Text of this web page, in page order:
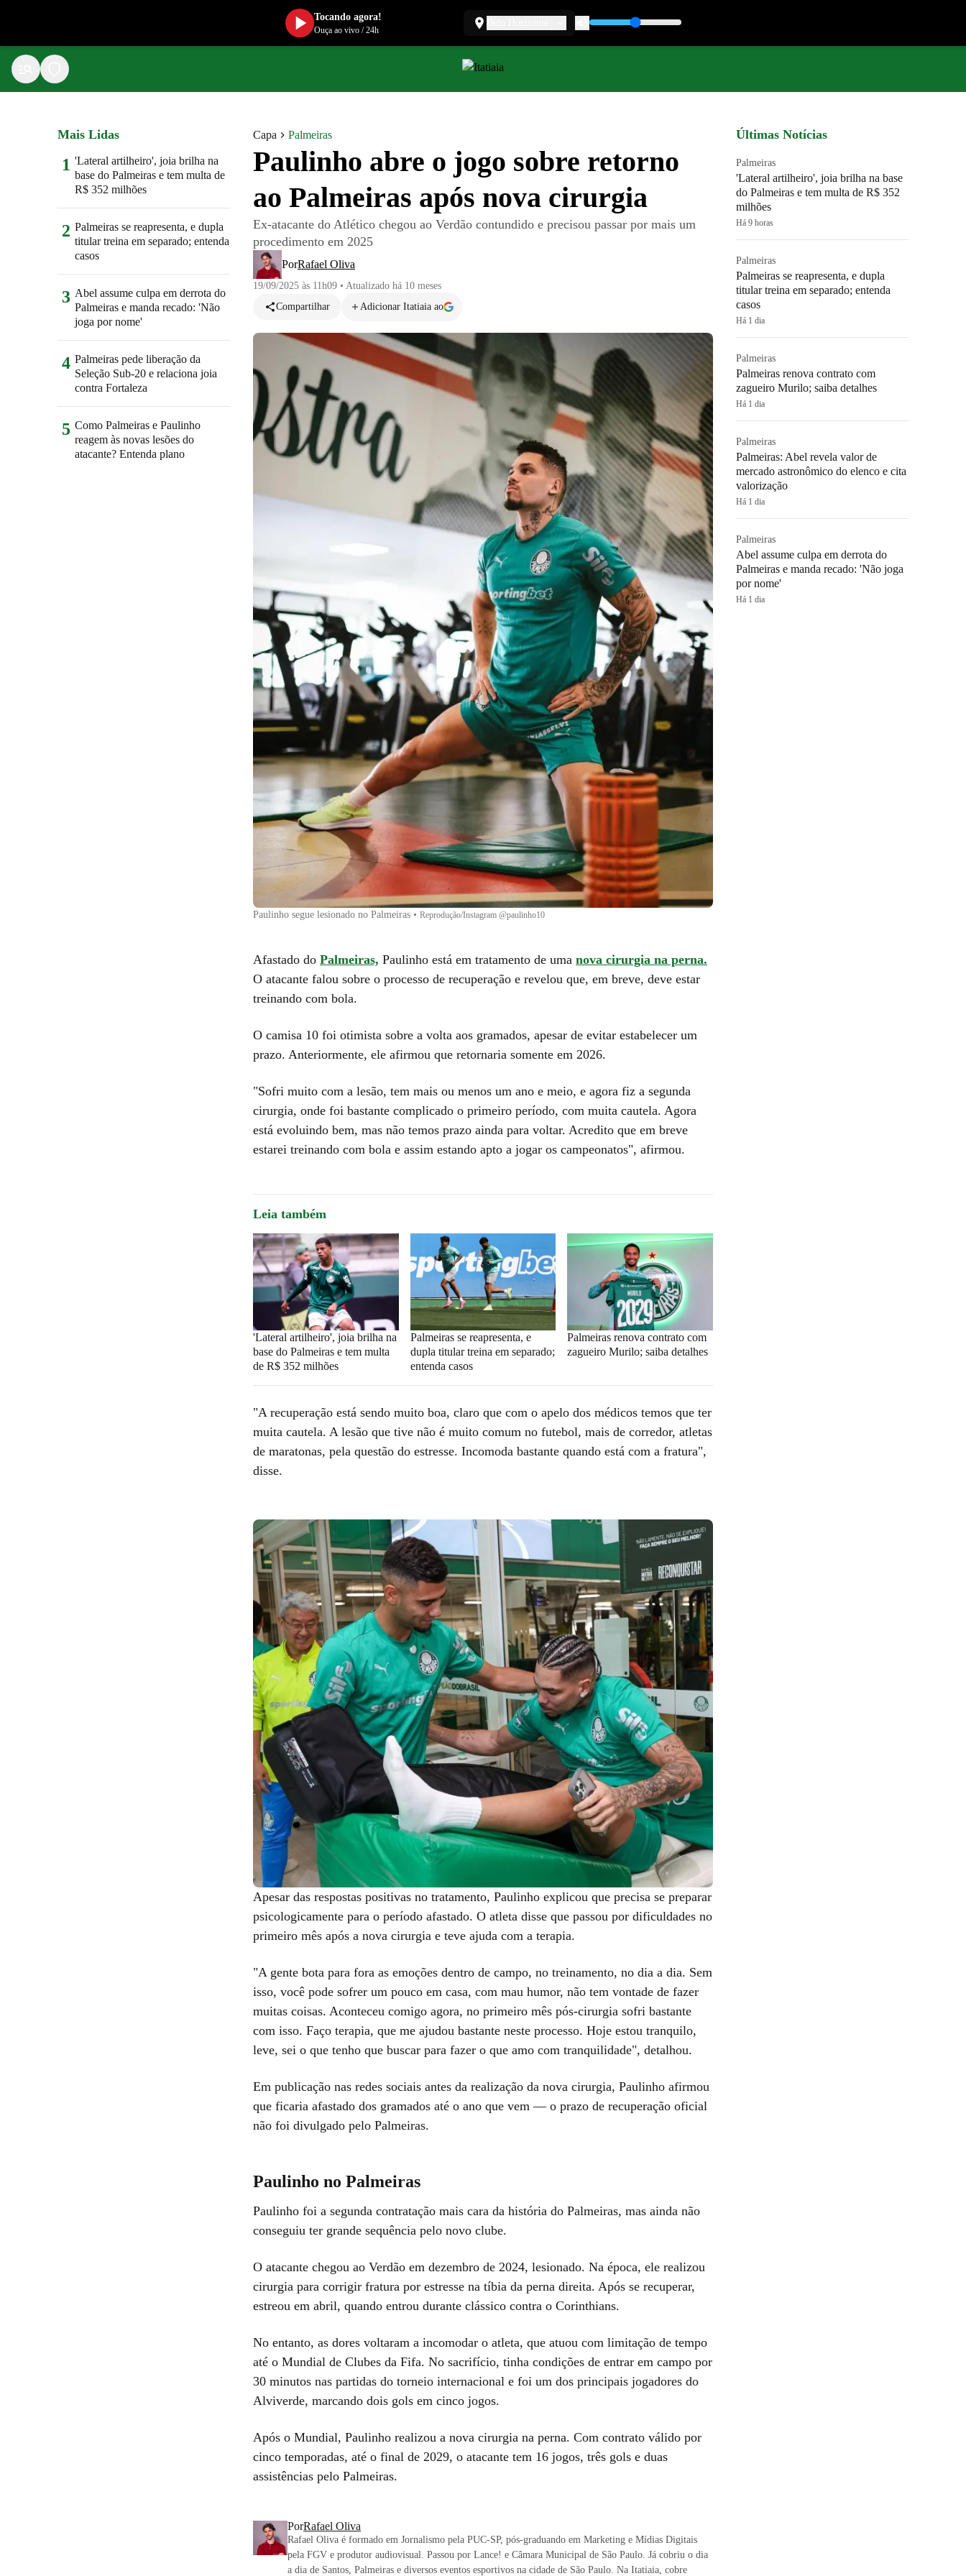
Capa Palmeiras
Paulinho abre o jogo sobre retorno
ao Palmeiras após nova cirurgia
Ex-atacante do Atlético chegou ao Verdão contundido e precisou passar por mais um
procedimento em 2025
PorRafael Oliva
19/09/2025 às 11h09 • Atualizado há 10 meses
Compartilhar
Adicionar Itatiaia ao
Paulinho segue lesionado no Palmeiras • Reprodução/Instagram @paulinho10
Afastado do Palmeiras, Paulinho está em tratamento de uma nova cirurgia na perna.
O atacante falou sobre o processo de recuperação e revelou que, em breve, deve estar
treinando com bola.
O camisa 10 foi otimista sobre a volta aos gramados, apesar de evitar estabelecer um
prazo. Anteriormente, ele afirmou que retornaria somente em 2026.
"Sofri muito com a lesão, tem mais ou menos um ano e meio, e agora fiz a segunda
cirurgia, onde foi bastante complicado o primeiro período, com muita cautela. Agora
está evoluindo bem, mas não temos prazo ainda para voltar. Acredito que em breve
estarei treinando com bola e assim estando apto a jogar os campeonatos", afirmou.
Leia também
'Lateral artilheiro', joia brilha na
base do Palmeiras e tem multa
de R$ 352 milhões
Palmeiras se reapresenta, e
dupla titular treina em separado;
entenda casos
Palmeiras renova contrato com
zagueiro Murilo; saiba detalhes
"A recuperação está sendo muito boa, claro que com o apelo dos médicos temos que ter
muita cautela. A lesão que tive não é muito comum no futebol, mais de corredor, atletas
de maratonas, pela questão do estresse. Incomoda bastante quando está com a fratura",
disse.
Apesar das respostas positivas no tratamento, Paulinho explicou que precisa se preparar
psicologicamente para o período afastado. O atleta disse que passou por dificuldades no
primeiro mês após a nova cirurgia e teve ajuda com a terapia.
"A gente bota para fora as emoções dentro de campo, no treinamento, no dia a dia. Sem
isso, você pode sofrer um pouco em casa, com mau humor, não tem vontade de fazer
muitas coisas. Aconteceu comigo agora, no primeiro mês pós-cirurgia sofri bastante
com isso. Faço terapia, que me ajudou bastante neste processo. Hoje estou tranquilo,
leve, sei o que tenho que buscar para fazer o que amo com tranquilidade", detalhou.
Em publicação nas redes sociais antes da realização da nova cirurgia, Paulinho afirmou
que ficaria afastado dos gramados até o ano que vem — o prazo de recuperação oficial
não foi divulgado pelo Palmeiras.
Paulinho no Palmeiras
Paulinho foi a segunda contratação mais cara da história do Palmeiras, mas ainda não
conseguiu ter grande sequência pelo novo clube.
O atacante chegou ao Verdão em dezembro de 2024, lesionado. Na época, ele realizou
cirurgia para corrigir fratura por estresse na tíbia da perna direita. Após se recuperar,
estreou em abril, quando entrou durante clássico contra o Corinthians.
No entanto, as dores voltaram a incomodar o atleta, que atuou com limitação de tempo
até o Mundial de Clubes da Fifa. No sacrifício, tinha condições de entrar em campo por
30 minutos nas partidas do torneio internacional e foi um dos principais jogadores do
Alviverde, marcando dois gols em cinco jogos.
Após o Mundial, Paulinho realizou a nova cirurgia na perna. Com contrato válido por
cinco temporadas, até o final de 2029, o atacante tem 16 jogos, três gols e duas
assistências pelo Palmeiras.
PorRafael Oliva
Rafael Oliva é formado em Jornalismo pela PUC-SP, pós-graduando em Marketing e Mídias Digitais
pela FGV e produtor audiovisual. Passou por Lance! e Câmara Municipal de São Paulo. Já cobriu o dia
a dia de Santos, Palmeiras e diversos eventos esportivos na cidade de São Paulo. Na Itatiaia, cobre
Mais Lidas
1 'Lateral artilheiro', joia brilha na
base do Palmeiras e tem multa de
R$ 352 milhões
2 Palmeiras se reapresenta, e dupla
titular treina em separado; entenda
casos
3 Abel assume culpa em derrota do
Palmeiras e manda recado: 'Não
joga por nome'
4 Palmeiras pede liberação da
Seleção Sub-20 e relaciona joia
contra Fortaleza
5 Como Palmeiras e Paulinho
reagem às novas lesões do
atacante? Entenda plano
Últimas Notícias
Palmeiras
'Lateral artilheiro', joia brilha na base
do Palmeiras e tem multa de R$ 352
milhões
Há 9 horas
Palmeiras
Palmeiras se reapresenta, e dupla
titular treina em separado; entenda
casos
Há 1 dia
Palmeiras
Palmeiras renova contrato com
zagueiro Murilo; saiba detalhes
Há 1 dia
Palmeiras
Palmeiras: Abel revela valor de
mercado astronômico do elenco e cita
valorização
Há 1 dia
Palmeiras
Abel assume culpa em derrota do
Palmeiras e manda recado: 'Não joga
por nome'
Há 1 dia
Tocando agora!
Ouça ao vivo/24h